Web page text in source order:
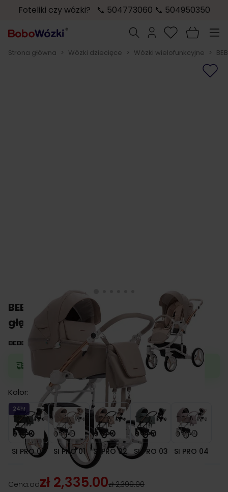
Foteliki czy wózki? 📞 504773060 📞 504950350
Szukaj
Strona główna > Wózki dziecięce > Wózki wielofunkcyjne >
BEBETTO TORINO Si PRO wózek 2w1
głęboko-spacerowy
Zamów do 13:00, a wyślemy jeszcze dziś.
Kolor:
24h! SI PRO 05
SI PRO 05
SI PRO 01
SI PRO 01
SI PRO 02
SI PRO 02
SI PRO 03
SI PRO 03
SI PRO
SI PRO 04
Cena:odzł 2,335.00zł 2,399.00